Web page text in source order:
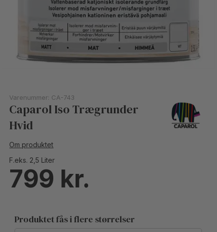
Varenummer: CA-743
Caparol Iso Trægrunder
Hvid
Om produktet
F.eks. 2,5 Liter
799
Produktet fås i flere størrelser